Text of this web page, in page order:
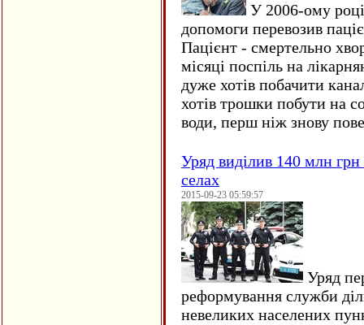
У 2006-ому
допомоги перевозив
Пацієнт - смертельно
місяці поспіль на
дуже хотів побачити
хотів трошки побути на
води, перш ніж знову
Уряд виділив 140 млн
селах
2015-09-23 05:59:57
Уряд
реформування служби
невеликих населених